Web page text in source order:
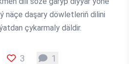
näçe daşary döwletleriň dilini
çykarmaly däldir.
3 1